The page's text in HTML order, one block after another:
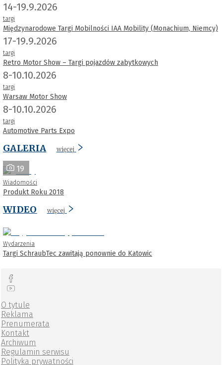
14-19.9.2026
targi
Międzynarodowe Targi Mobilności IAA Mobility (Monachium, Niemcy)
17-19.9.2026
targi
Retro Motor Show – Targi pojazdów zabytkowych
8-10.10.2026
targi
Warsaw Motor Show
8-10.10.2026
targi
Automotive Parts Expo
GALERIA więcej
19
Wiadomości
Produkt Roku 2018
WIDEO więcej
Wydarzenia
Targi SchraubTec zawitają ponownie do Katowic
O tytule
Reklama
Prenumerata
Kontakt
Archiwum
Regulamin serwisu
Polityka prywatności